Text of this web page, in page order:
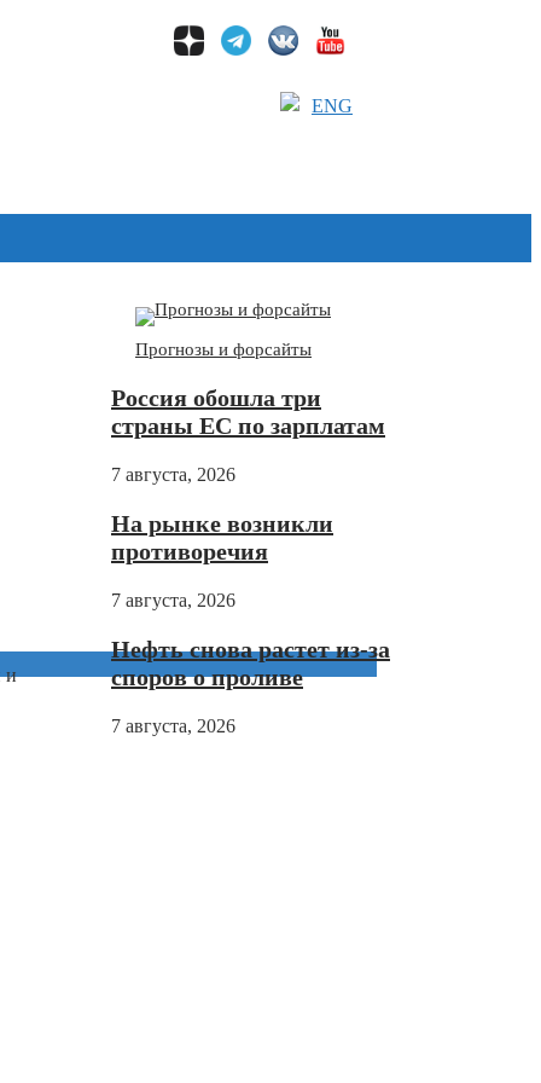
ENG
и
Прогнозы и форсайты
Россия обошла три
страны ЕС по зарплатам
7 августа, 2026
На рынке возникли
противоречия
7 августа, 2026
Нефть снова растет из-за
споров о проливе
7 августа, 2026